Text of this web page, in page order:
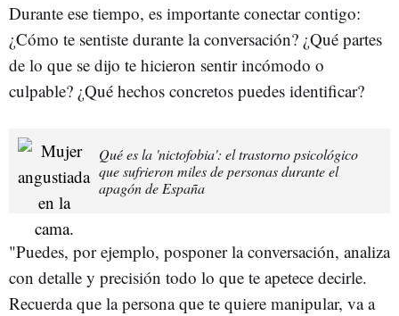
Durante ese tiempo, es importante conectar contigo:
¿Cómo te sentiste durante la conversación? ¿Qué partes
de lo que se dijo te hicieron sentir incómodo o
culpable? ¿Qué hechos concretos puedes identificar?
Qué es la 'nictofobia': el trastorno psicológico
que sufrieron miles de personas durante el
apagón de España
"Puedes, por ejemplo, posponer la conversación, analiza
con detalle y precisión todo lo que te apetece decirle.
Recuerda que la persona que te quiere manipular, va a